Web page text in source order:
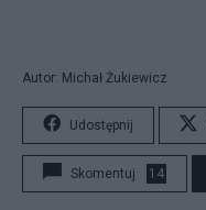
Autor: Michał Żukiewicz
Udostępnij
Skomentuj 14